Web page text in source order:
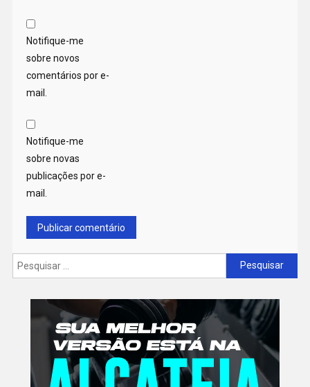
Notifique-me
sobre novos
comentários por e-
mail.
Notifique-me
sobre novas
publicações por e-
mail.
Pesquisar
por: